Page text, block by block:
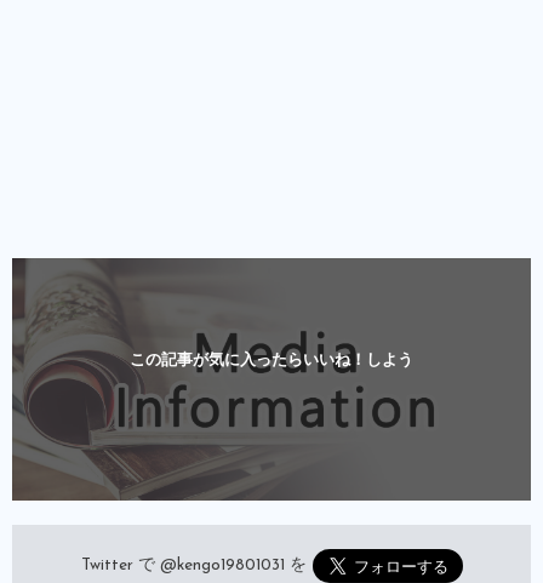
この記事が気に入ったらいいね！しよう
Twitter で @kengo19801031 を